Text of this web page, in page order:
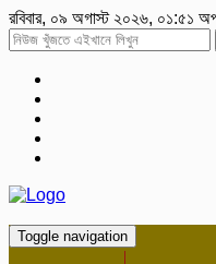
রবিবার, ০৯ অগাস্ট ২০২৬, ০১:৫১
Toggle navigation